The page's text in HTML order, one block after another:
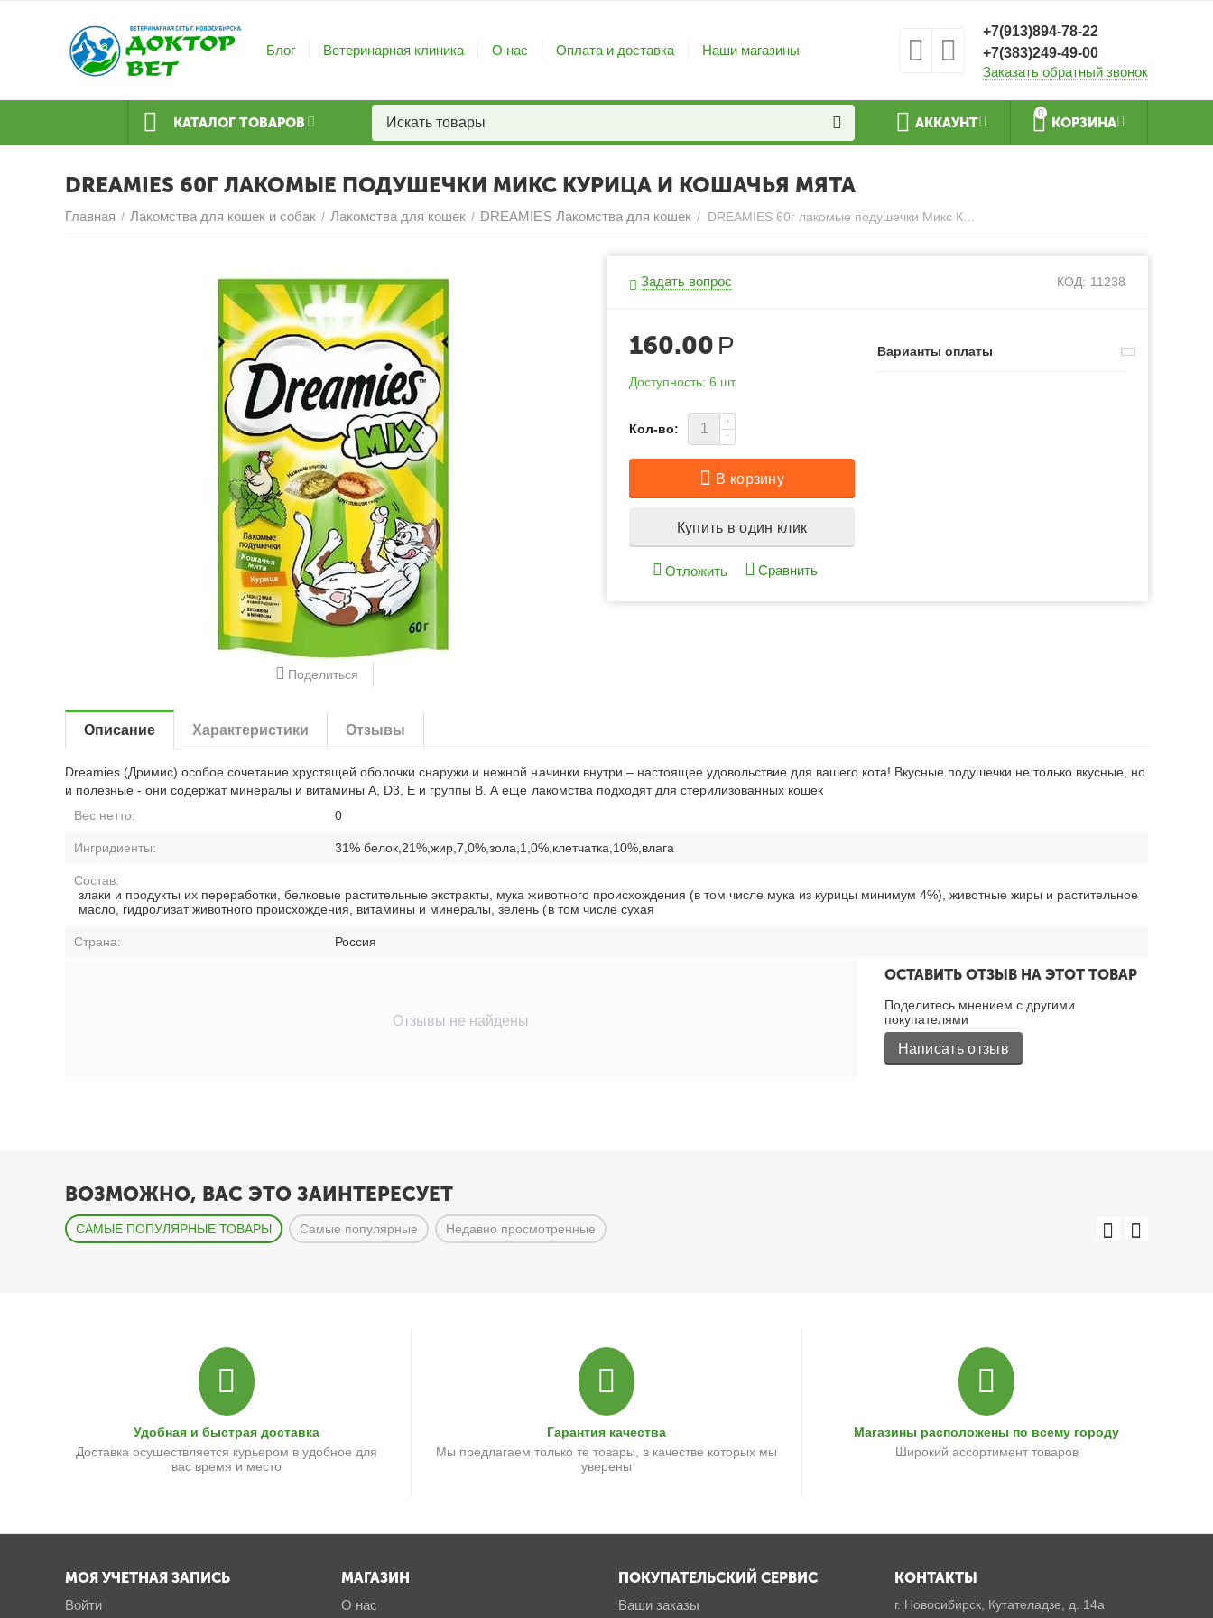
Блог Ветеринарная клиника О нас Оплата и доставка Наши магазины
+7(913)894-78-22
+7(383)249-49-00
Заказать обратный звонок
КАТАЛОГ ТОВАРОВ
0
КОРЗИНА
АККАУНТ
DREAMIES 60Г ЛАКОМЫЕ ПОДУШЕЧКИ МИКС КУРИЦА И КОШАЧЬЯ МЯТА
Главная / Лакомства для кошек и собак / Лакомства для кошек / DREAMIES Лакомства для кошек / DREAMIES 60г лакомые подушечки Микс Курица и Кошачья мята
Поделиться
Задать вопрос КОД: 11238
160.00 Р
Доступность: 6 шт.
Кол-во:
+
−
В корзину
Купить в один клик
Отложить Сравнить
Варианты оплаты
Описание Характеристики Отзывы
Dreamies (Дримис) особое сочетание хрустящей оболочки снаружи и нежной начинки внутри – настоящее удовольствие для вашего кота! Вкусные подушечки не только вкусные, но
и полезные - они содержат минералы и витамины А, D3, Е и группы В. А еще лакомства подходят для стерилизованных кошек
Вес нетто:
0
Ингридиенты: 31% белок,21%,жир,7,0%,зола,1,0%,клетчатка,10%,влага
Состав:
злаки и продукты их переработки, белковые растительные экстракты, мука животного происхождения (в том числе мука из курицы минимум 4%), животные жиры и растительное
масло, гидролизат животного происхождения, витамины и минералы, зелень (в том числе сухая
Страна: Россия
Отзывы не найдены
ОСТАВИТЬ ОТЗЫВ НА ЭТОТ ТОВАР
Поделитесь мнением с другими
покупателями
Написать отзыв
ВОЗМОЖНО, ВАС ЭТО ЗАИНТЕРЕСУЕТ
САМЫЕ ПОПУЛЯРНЫЕ ТОВАРЫ Самые популярные Недавно просмотренные
Удобная и быстрая доставка
Доставка осуществляется курьером в удобное для
вас время и место
Гарантия качества
Мы предлагаем только те товары, в качестве которых мы
уверены
Магазины расположены по всему городу
Широкий ассортимент товаров
МОЯ УЧЕТНАЯ ЗАПИСЬ
Войти
МАГАЗИН
О нас
ПОКУПАТЕЛЬСКИЙ СЕРВИС
Ваши заказы
КОНТАКТЫ
г. Новосибирск, Кутателадзе, д. 14а